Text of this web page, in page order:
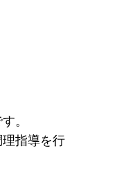
。
指導を行